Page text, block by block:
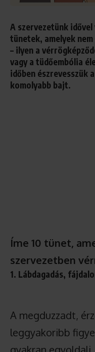
A szervezetünk
tünetek, amelyek
– ilyen a
vagy a tüdőembólia
időben észrevesszük
komolyabb bajt.
Íme 10 tünet,
szervezetben
1. Lábdagadás,
A megduzzadt,
leggyakoribb